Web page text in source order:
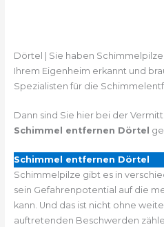
Dörtel | Sie haben
Ihrem Eigenheim erkannt und
Spezialisten für die
Dann sind Sie hier bei der
Schimmel entfernen Dörtel
Schimmel entfernen Dörtel
Schimmelpilze gibt es in
sein Gefahrenpotential auf die
kann. Und das ist nicht ohne
auftretenden Beschwerden